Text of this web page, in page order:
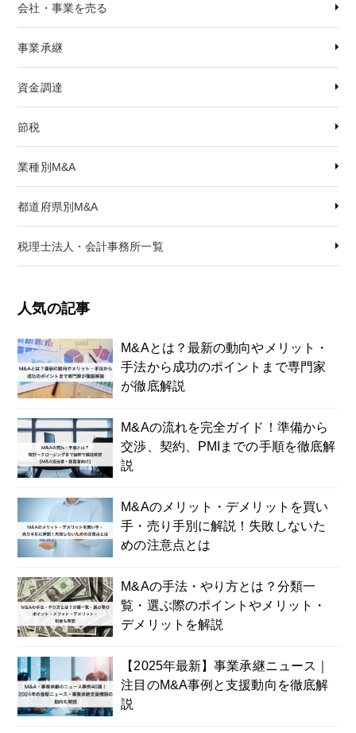
会社・事業を売る
事業承継
資金調達
節税
業種別M&A
都道府県別M&A
税理士法人・会計事務所一覧
人気の記事
M&Aとは？最新の動向やメリット・
手法から成功のポイントまで専門家
が徹底解説
M&Aの流れを完全ガイド！準備から
交渉、契約、PMIまでの手順を徹底解
説
M&Aのメリット・デメリットを買い
手・売り手別に解説！失敗しないた
めの注意点とは
M&Aの手法・やり方とは？分類一
覧・選ぶ際のポイントやメリット・
デメリットを解説
【2025年最新】事業承継ニュース｜
注目のM&A事例と支援動向を徹底解
説